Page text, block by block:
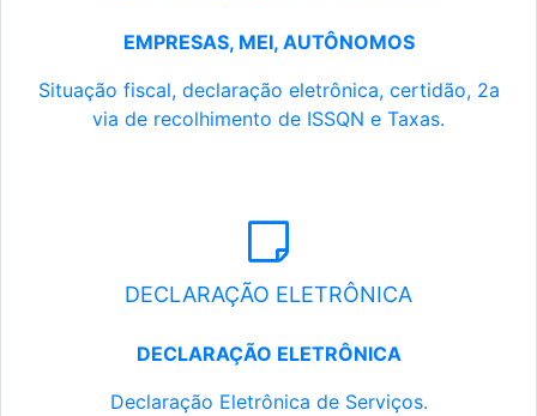
EMPRESAS, MEI, AUTÔNOMOS
Situação fiscal, declaração eletrônica, certidão, 2a
via de recolhimento de ISSQN e Taxas.
DECLARAÇÃO ELETRÔNICA
DECLARAÇÃO ELETRÔNICA
Declaração Eletrônica de Serviços.